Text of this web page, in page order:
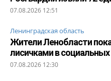
07.08.2026 12:51
Ленинградская область
Жители Ленобласти
лисичками в социальных
07.08.2026 12:30